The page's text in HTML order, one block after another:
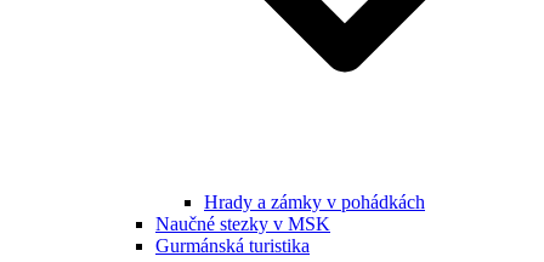
Hrady a zámky v pohádkách
Naučné stezky v MSK
Gurmánská turistika